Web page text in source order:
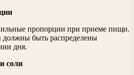
пропорции при приеме пищи.
быть распределены
дня.
соли